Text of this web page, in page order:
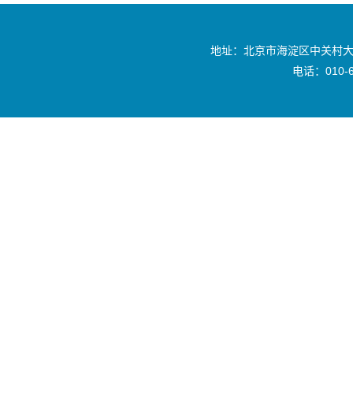
地址：北京市海淀区中关村
电话：